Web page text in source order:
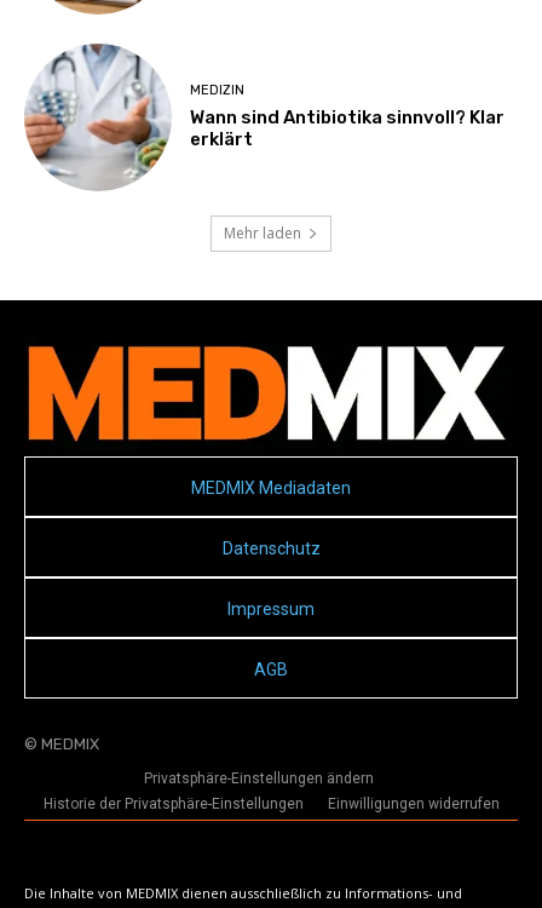
MEDIZIN
Wann sind Antibiotika sinnvoll? Klar
erklärt
Mehr laden
MEDMIX Mediadaten
Datenschutz
Impressum
AGB
© MEDMIX
Privatsphäre-Einstellungen ändern
Historie der Privatsphäre-Einstellungen
Einwilligungen widerrufen
Die Inhalte von MEDMIX dienen ausschließlich zu Informations- und